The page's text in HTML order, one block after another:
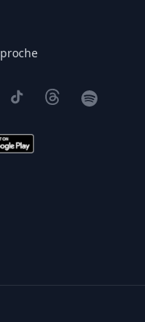
TikTokThreadsSpotify
Play
journalistique